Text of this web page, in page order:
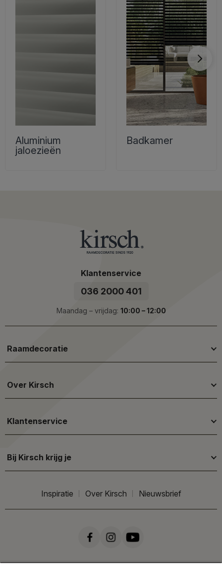
Aluminium
jaloezieën
Badkamer
Klantenservice
036 2000 401
Maandag – vrijdag: 10:00 – 12:00
Raamdecoratie
Over Kirsch
Klantenservice
Bij Kirsch krijg je
Inspiratie Over Kirsch Nieuwsbrief